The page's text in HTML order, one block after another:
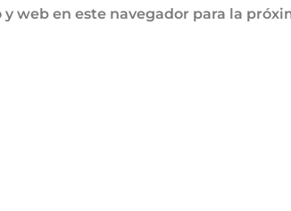
web en este navegador para la